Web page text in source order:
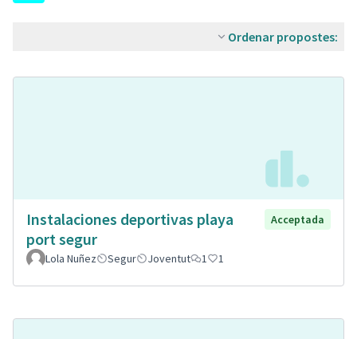
Ordenar propostes:
Instalaciones deportivas playa
port segur
Acceptada
Lola Nuñez Segur Joventut 1 1